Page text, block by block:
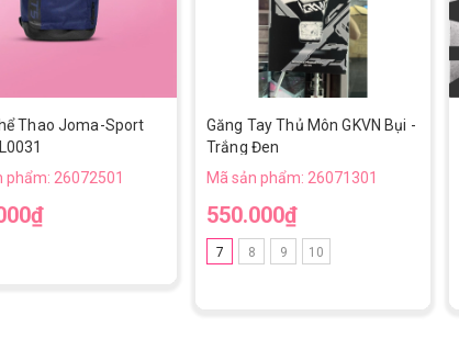
Thao Joma-Sport
phẩm: 26072501
Găng Tay Thủ Môn GKVN Bụi -
Trắng Đen
Mã sản phẩm: 26071301
550.000₫
7 8 9 10